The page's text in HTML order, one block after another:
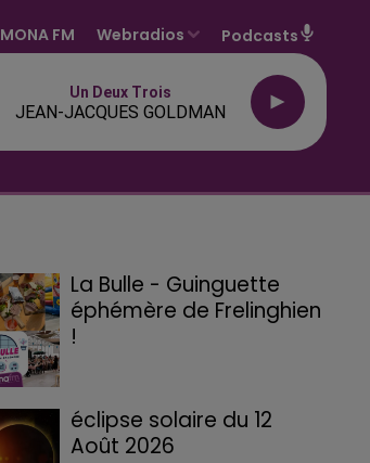
MONA FM Webradios Podcasts
Un Deux Trois
JEAN-JACQUES GOLDMAN
La Bulle - Guinguette
éphémère de Frelinghien
!
éclipse solaire du 12
Août 2026